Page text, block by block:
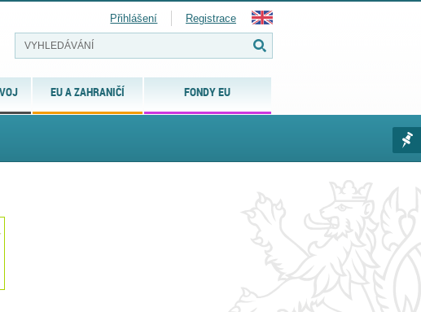
EU A ZAHRANIČÍ FONDY EU
Přihlášení Registrace